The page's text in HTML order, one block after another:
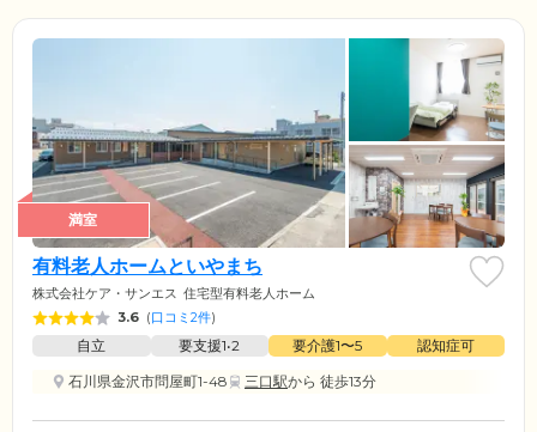
満室
有料老人ホームといやまち
株式会社ケア・サンエス 住宅型有料老人ホーム
3.6 (口コミ2件)
自立 要支援1•2 要介護1〜5
認知症可
石川県金沢市問屋町1-48
三口駅から 徒歩13分